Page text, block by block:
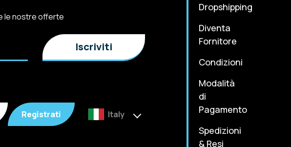
le nostre offerte
Registrati Italy
Dropshipping
Diventa
Fornitore
Condizioni
Modalità
di
Pagamento
Spedizioni
& Resi